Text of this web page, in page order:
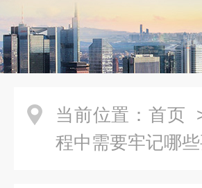
当前位置： 首页
程中需要牢记哪些